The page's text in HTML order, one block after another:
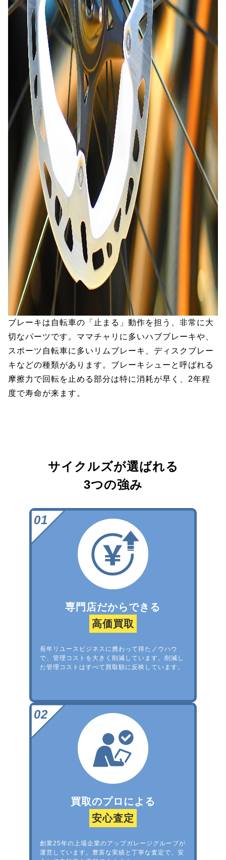
ブレーキは自転車の「止まる」動作を担う、非常に大
切なパーツです。ママチャリに多いハブブレーキや、
スポーツ自転車に多いリムブレーキ、ディスクブレー
キなどの種類があります。ブレーキシューと呼ばれる
摩擦力で回転を止める部分は特に消耗が早く、2年程
度で寿命が来ます。
サイクルズが選ばれる
3つの強み
専門店だからできる
高価買取
長年リユースビジネスに携わって得たノウハウ
で、管理コストを大きく削減しています。削減し
た管理コストはすべて買取額に反映しています。
買取のプロによる
安心査定
創業25年の上場企業のアップガレージグループが
運営しています。豊富な実績と丁寧な査定で、安